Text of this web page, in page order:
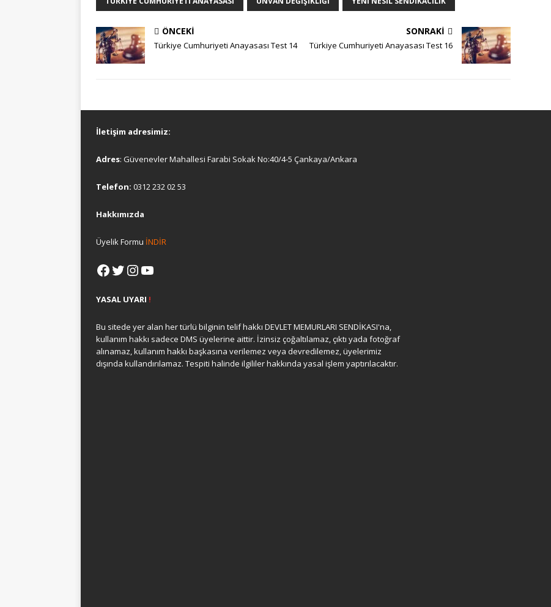
ÖNCEKI
Türkiye Cumhuriyeti Anayasası Test 14
SONRAKI
Türkiye Cumhuriyeti Anayasası Test 16
İletişim adresimiz:
Adres: Güvenevler Mahallesi Farabi Sokak No:40/4-5 Çankaya/Ankara
Telefon: 0312 232 02 53
Hakkımızda
Üyelik Formu İNDİR
YASAL UYARI !
Bu sitede yer alan her türlü bilginin telif hakkı DEVLET MEMURLARI SENDİKASI'na,
kullanım hakkı sadece DMS üyelerine aittir. İzinsiz çoğaltılamaz, çıktı yada fotoğraf
alınamaz, kullanım hakkı başkasına verilemez veya devredilemez, üyelerimiz
dışında kullandırılamaz. Tespiti halinde ilgililer hakkında yasal işlem yaptırılacaktır.